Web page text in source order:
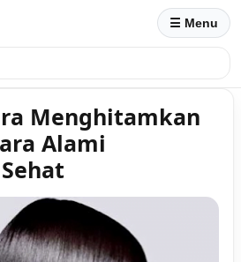
☰ Menu
Menghitamkan
Alami